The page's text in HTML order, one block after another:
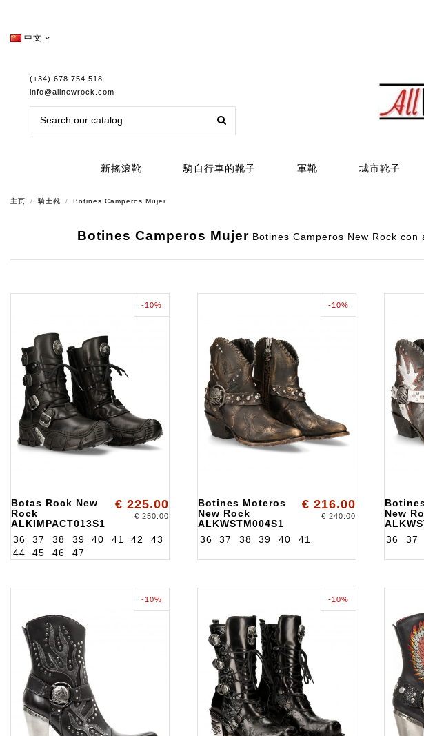
中文
(+34) 678 754 518
info@allnewrock.com
新搖滾靴 騎自行車的靴子 軍靴 城市靴子
主页 騎士靴 Botines Camperos Mujer
Botines Camperos Mujer Botines Camperos New Rock
-10%
Botas Rock New
Rock
ALKIMPACT013S1
€ 225.00
€ 250.00
36 37 38 39 40 41 42
43
44
45 46 47
-10%
Botines Moteros
New Rock
ALKWSTM004S1
€ 216.00
€ 240.00
36 37 38 39 40 41
New
36 37
-10% -10%